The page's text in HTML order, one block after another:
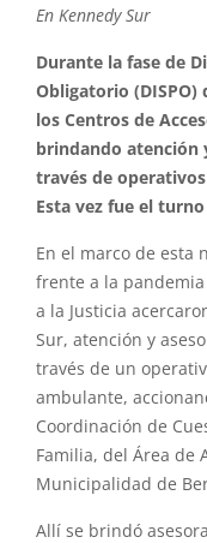
En Kennedy Sur
Durante la fase de
Obligatorio (DISPO)
los Centros de
brindando atención
través de
Esta vez fue el
En el marco de esta
frente a la pandemia
a la Justicia
Sur, atención y
través de un
ambulante,
Coordinación de
Familia, del Área de
Municipalidad de
Allí se brindó